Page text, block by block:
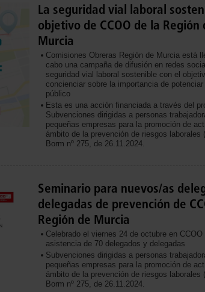
La seguridad vial laboral
objetivo de CCOO de la Región
Murcia
Comisiones Obreras Región de Murcia está
cabo una campaña de difusión en redes
seguridad vial laboral sostenible con el
concienciar sobre la importancia de
público
Esta es una acción financiada a través del
Subvenciones dirigidas a personas
pequeñas empresas para la promoción de
ámbito de la prevención de riesgos laborales
Borm nº 275, de 26.11.2024.
Seminario para nuevos/as
delegadas de prevención de
Región de Murcia
Celebrado el viernes 24 de octubre en
asistencia de 70 delegados y delegadas
Subvenciones dirigidas a personas
pequeñas empresas para la promoción de
ámbito de la prevención de riesgos laborales
Borm nº 275, de 26.11.2024.